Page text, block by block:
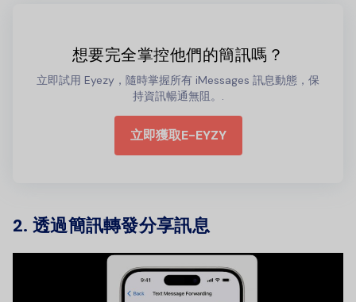
想要完全掌控他們的簡訊嗎？
立即試用 Eyezy，隨時掌握所有 iMessages 訊息動態，保
持資訊暢通無阻。.
立即獲取E-EYZY
2. 透過簡訊轉發分享訊息